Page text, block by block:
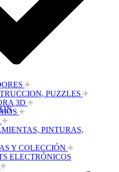
PUZZLES
3D
PINTURAS,
Y COLECCIÓN
ELECTRÓNICOS